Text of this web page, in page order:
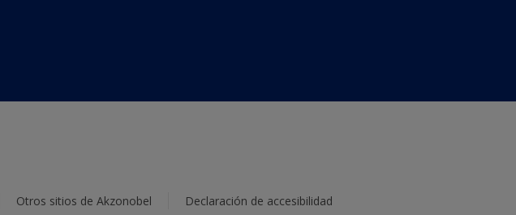
Otros sitios de Akzonobel Declaración de accesibilidad